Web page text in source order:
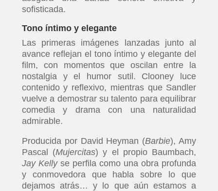
sofisticada.
Tono íntimo y elegante
Las primeras imágenes lanzadas junto al
avance reflejan el tono íntimo y elegante del
film, con momentos que oscilan entre la
nostalgia y el humor sutil. Clooney luce
contenido y reflexivo, mientras que Sandler
vuelve a demostrar su talento para equilibrar
comedia y drama con una naturalidad
admirable.
Producida por David Heyman (Barbie), Amy
Pascal (Mujercitas) y el propio Baumbach,
Jay Kellyse perfila como una obra profunda
y conmovedora que habla sobre lo que
dejamos atrás… y lo que aún estamos a